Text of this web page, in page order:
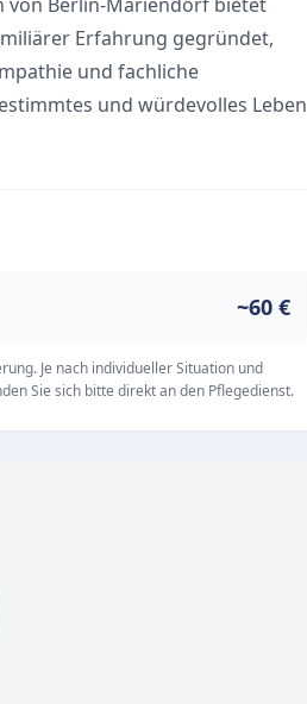
Erfahrung gegründet,
und fachliche
und würdevolles Leben
der Patienten
passt sich der
Beratung steht das
~60 €
Je nach individueller Situation und
Sie sich bitte direkt an den Pflegedienst.